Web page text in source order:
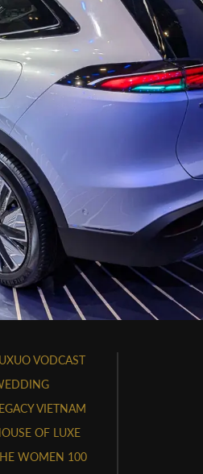
VODCAST
VIETNAM
OF LUXE
WOMEN 100